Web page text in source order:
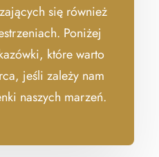
się również
Poniżej
które warto
jeśli zależy nam
naszych marzeń.